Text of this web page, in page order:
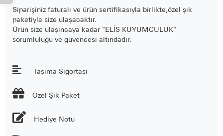
Siparişiniz faturalı ve ürün sertifikasıyla birlikte,özel şık
paketiyle size ulaşacaktır.
Ürün size ulaşıncaya kadar "ELİS KUYUMCULUK"
sorumluluğu ve güvencesi altındadır.
Taşıma Sigortası
 Özel Şık Paket
Hediye Notu